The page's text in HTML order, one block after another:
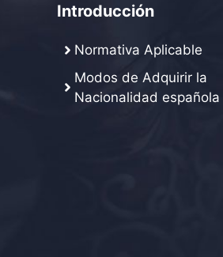
Introducción
Normativa Aplicable
Modos de Adquirir la
Nacionalidad española